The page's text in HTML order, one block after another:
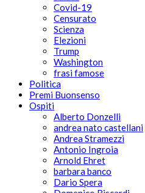
Covid-19
Censurato
Scienza
Elezioni
Trump
Washington
frasi famose
Politica
Premi Buonsenso
Ospiti
Alberto Donzelli
andrea nato castellani
Andrea Stramezzi
Antonio Ingroia
Arnold Ehret
barbara banco
Dario Spera